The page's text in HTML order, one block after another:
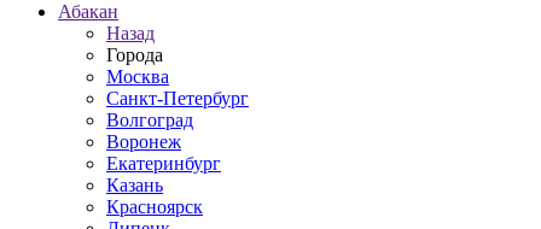
Абакан
Назад
Города
Москва
Санкт-Петербург
Волгоград
Воронеж
Екатеринбург
Казань
Красноярск